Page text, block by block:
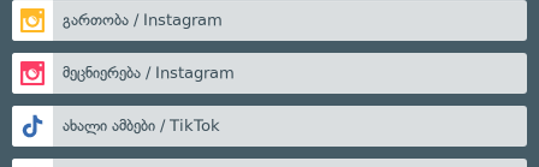
გართობა / Instagram
მეცნიერება / Instagram
ახალი ამბები / TikTok